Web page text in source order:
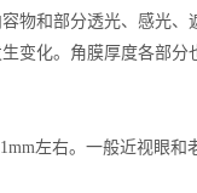
物和部分透光、感光、
变化。角膜厚度各部分
左右。一般近视眼和